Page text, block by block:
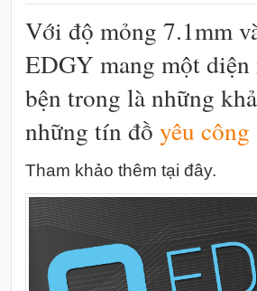
Với độ mỏng 7.1mm
EDGY mang một diện
bện trong là những
những tín đồ yêu công
Tham khảo thêm tại đây.